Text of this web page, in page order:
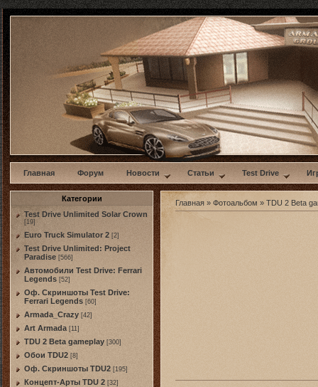
w
Главная Форум Новости Статьи Test Drive
Категории
Test Drive Unlimited Solar Crown
[19]
Euro Truck Simulator 2 [2]
Test Drive Unlimited: Project
Paradise [566]
Автомобили Test Drive: Ferrari
Legends [52]
Оф. Скриншоты Test Drive:
Ferrari Legends [60]
Armada_Crazy [42]
Art Armada [11]
TDU 2 Beta gameplay [300]
Обои TDU2 [8]
Оф. Скриншоты TDU2 [195]
Концепт-Арты TDU 2 [32]
Главная » Фотоальбом » TDU 2 Beta